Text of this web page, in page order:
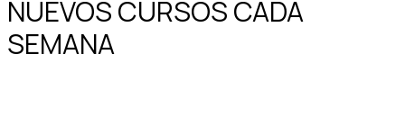
NUEVOS CURSOS CADA
SEMANA